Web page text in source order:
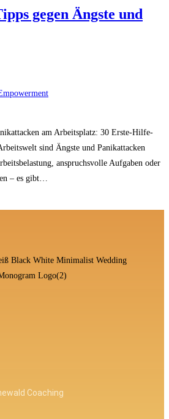
gegen Ängste und
am Arbeitsplatz: 30 Erste-Hilfe-
sind Ängste und Panikattacken
anspruchsvolle Aufgaben oder
– es gibt…
Coaching